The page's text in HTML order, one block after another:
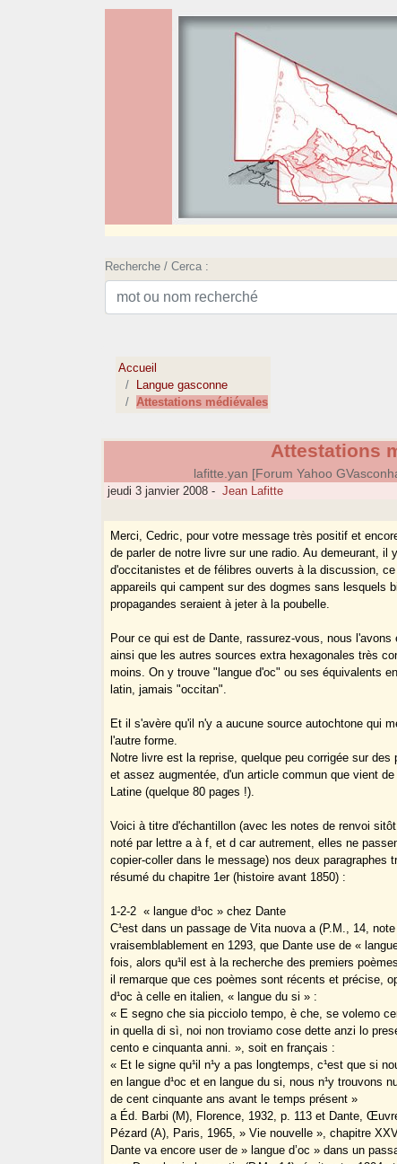
Recherche / Cerca :
Accueil
Langue gasconne
Attestations médiévales
Attestations
lafitte.yan [Forum Yahoo
jeudi 3 janvier 2008 - Jean Lafitte
Merci, Cedric, pour votre message très positif et
de parler de notre livre sur une radio. Au demeurant, il
d'occitanistes et de félibres ouverts à la discussion,
appareils qui campent sur des dogmes sans lesquels
propagandes seraient à jeter à la poubelle.
Pour ce qui est de Dante, rassurez-vous, nous l'avons
ainsi que les autres sources extra hexagonales très
moins. On y trouve "langue d'oc" ou ses équivalents
latin, jamais "occitan".
Et il s'avère qu'il n'y a aucune source autochtone qui
l'autre forme.
Notre livre est la reprise, quelque peu corrigée sur des
et assez augmentée, d'un article commun que vient
Latine (quelque 80 pages !).
Voici à titre d'échantillon (avec les notes de renvoi
noté par lettre a à f, et d car autrement, elles ne
copier-coller dans le message) nos deux paragraphes
résumé du chapitre 1er (histoire avant 1850) :
1-2-2 ­ « langue d¹oc » chez Dante
C¹est dans un passage de Vita nuova a (P.M., 14,
vraisemblablement en 1293, que Dante use de «
fois, alors qu¹il est à la recherche des premiers
il remarque que ces poèmes sont récents et précise,
d¹oc à celle en italien, « langue du si » :
« E segno che sia picciolo tempo, è che, se volemo
in quella di sì, noi non troviamo cose dette anzi lo
cento e cinquanta anni. », soit en français :
« Et le signe qu¹il n¹y a pas longtemps, c¹est que si
en langue d¹oc et en langue du si, nous n¹y trouvons
de cent cinquante ans avant le temps présent »
a Éd. Barbi (M), Florence, 1932, p. 113 et Dante,
Pézard (A), Paris, 1965, » Vie nouvelle », chapitre
Dante va encore user de » langue d’oc » dans un